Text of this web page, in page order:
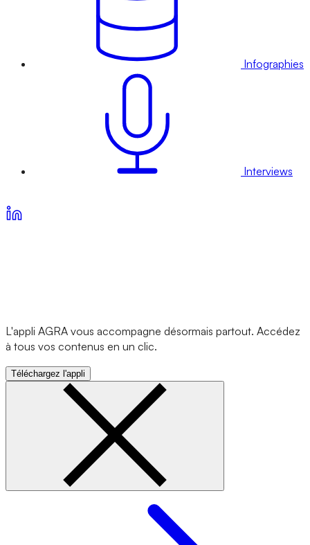
Infographies
Interviews
L'appli AGRA vous accompagne désormais partout. Accédez
à tous vos contenus en un clic.
Téléchargez l'appli